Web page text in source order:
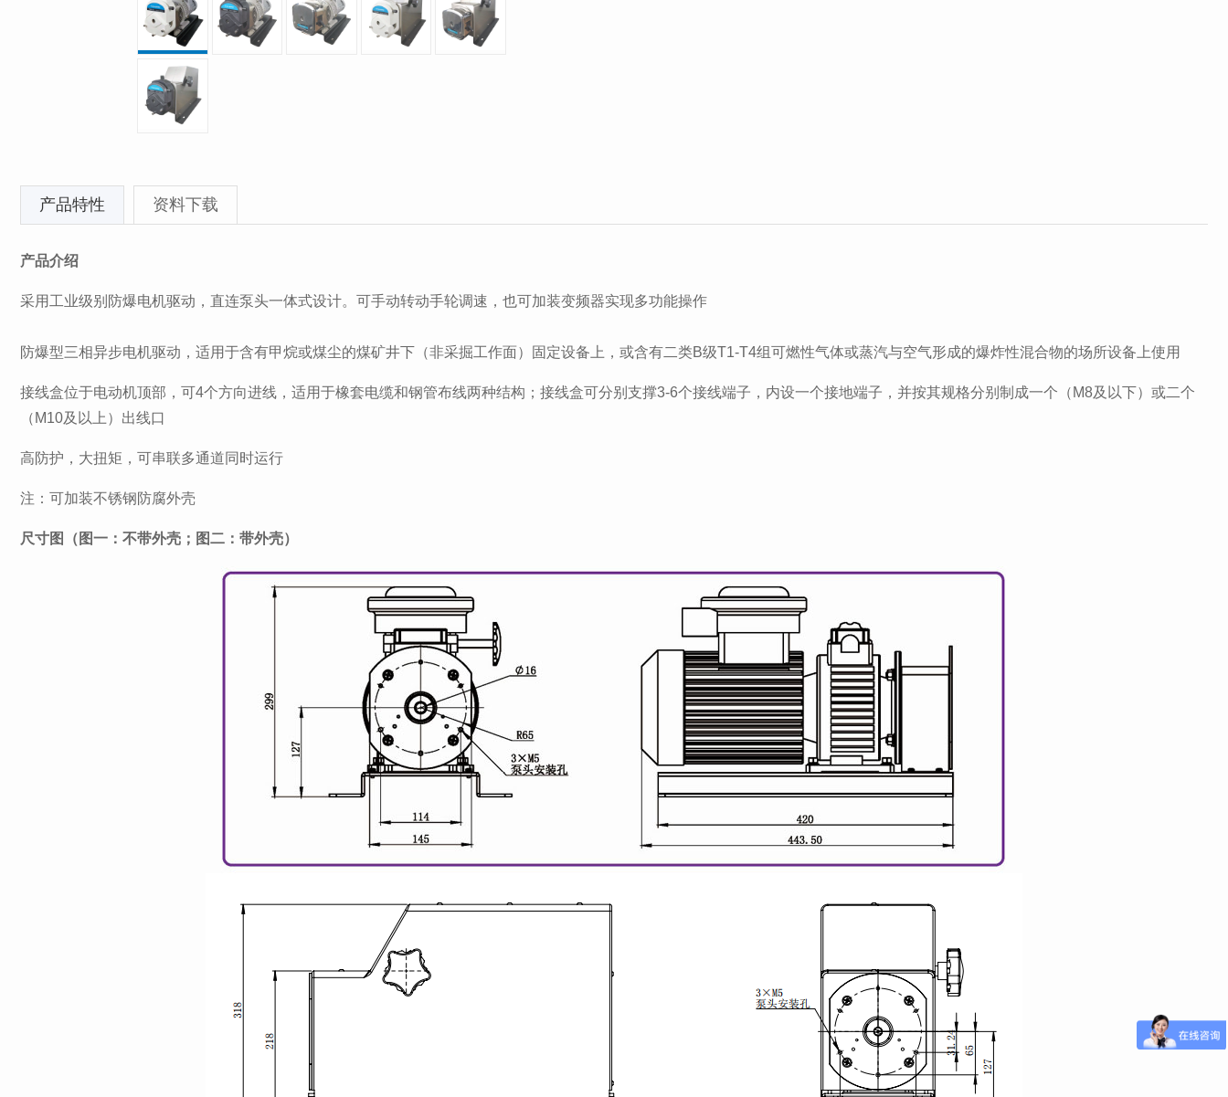
产品特性 资料下载
产品介绍
采用工业级别防爆电机驱动，直连泵头一体式设计。可手动转动手轮调速，也可加装变频器实现多功能操作
防爆型三相异步电机驱动，适用于含有甲烷或煤尘的煤矿井下（非采掘工作面）固定设备上，或含有二类B级T1-T4组可燃性气体或蒸汽与空气形成的爆炸性混合物的场所设备上使用
接线盒位于电动机顶部，可4个方向进线，适用于橡套电缆和钢管布线两种结构；接线盒可分别支撑3-6个接线端子，内设一个接地端子，并按其规格分别制成一个（M8及以下）或二个
（M10及以上）出线口
高防护，大扭矩，可串联多通道同时运行
注：可加装不锈钢防腐外壳
尺寸图（图一：不带外壳；图二：带外壳）